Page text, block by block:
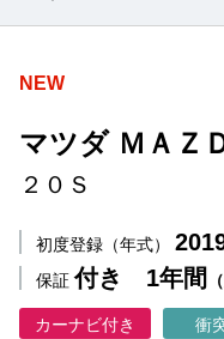
NEW
マツダ ＭＡＺ
２０Ｓ
初度登録（年式）
保証付き 1年間
カーナビ付き 衝